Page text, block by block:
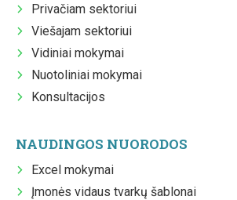
Privačiam sektoriui
Viešajam sektoriui
Vidiniai mokymai
Nuotoliniai mokymai
Konsultacijos
NAUDINGOS NUORODOS
Excel mokymai
Įmonės vidaus tvarkų šablonai